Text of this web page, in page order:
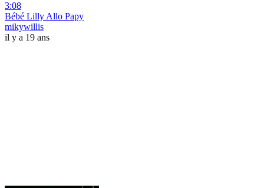
3:08
Bébé Lilly Allo Papy
mikywillis
il y a 19 ans